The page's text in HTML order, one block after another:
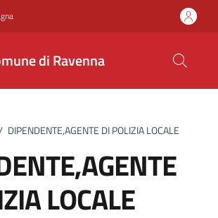
di Ravenna
DIPENDENTE,AGENTE DI POLIZIA LOCALE
LOCALE